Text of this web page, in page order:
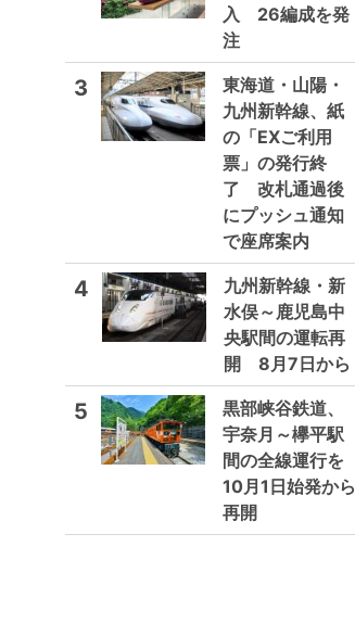
入 26編成を発
注
3
東海道・山陽・
九州新幹線、紙
の「EXご利用
票」の発行終
了 改札通過後
にプッシュ通知
で座席案内
4
九州新幹線・新
水俣～鹿児島中
央駅間の運転再
開 8月7日から
5
黒部峡谷鉄道、
宇奈月～欅平駅
間の全線運行を
10月1日始発から
再開